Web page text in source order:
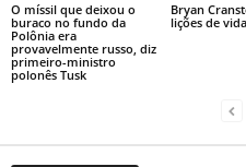
O míssil que deixou o
buraco no fundo da
Polônia era
provavelmente russo, diz
primeiro-ministro
polonês Tusk
Bryan
lições de vida